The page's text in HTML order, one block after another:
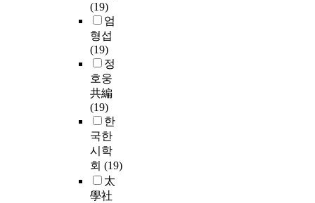
(19)
엄
형섭
(19)
정
호웅
共編
(19)
한
국한
시학
회 (19)
太
學社